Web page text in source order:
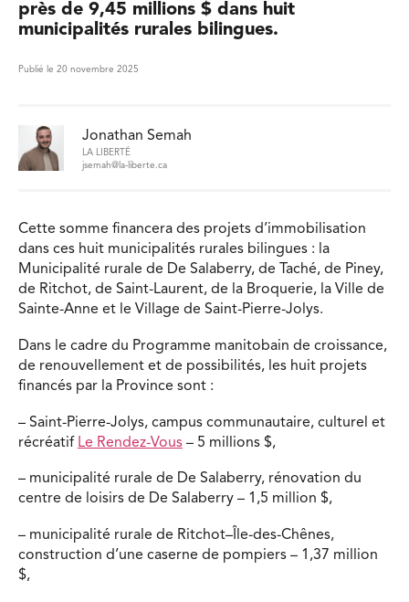
près de 9,45 millions $ dans huit
municipalités rurales bilingues.
Publié le 20 novembre 2025
Jonathan Semah
LA LIBERTÉ
jsemah@la-liberte.ca
Cette somme financera des projets d’immobilisation
dans ces huit municipalités rurales bilingues : la
Municipalité rurale de De Salaberry, de Taché, de Piney,
de Ritchot, de Saint-Laurent, de la Broquerie, la Ville de
Sainte-Anne et le Village de Saint-Pierre-Jolys.
Dans le cadre du Programme manitobain de croissance,
de renouvellement et de possibilités, les huit projets
financés par la Province sont :
– Saint-Pierre-Jolys, campus communautaire, culturel et
récréatif Le Rendez-Vous – 5 millions $,
– municipalité rurale de De Salaberry, rénovation du
centre de loisirs de De Salaberry – 1,5 million $,
– municipalité rurale de Ritchot–Île-des-Chênes,
construction d’une caserne de pompiers – 1,37 million
$,